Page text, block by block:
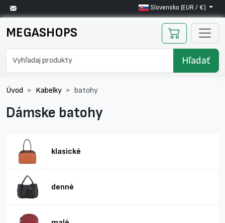
Slovensko (EUR / €)
MEGASHOPS
Hľadať
Úvod Kabelky batohy
Dámske batohy
klasické
denné